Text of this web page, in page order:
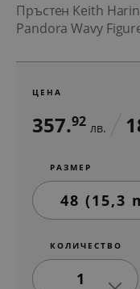
Пръстен Keith
Pandora Wavy
ЦЕНА
357.92 лв.
РАЗМЕР
КОЛИЧЕСТВО
1